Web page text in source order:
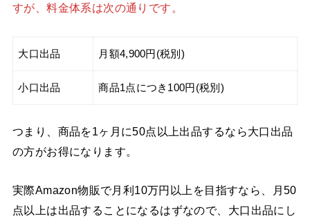
すが、料金体系は次の通りです。
大口出品 月額4,900円(税別)
小口出品 商品1点につき100円(税別)
つまり、商品を1ヶ月に50点以上出品するなら大口出品
の方がお得になります。
実際Amazon物販で月利10万円以上を目指すなら、月50
点以上は出品することになるはずなので、大口出品にし